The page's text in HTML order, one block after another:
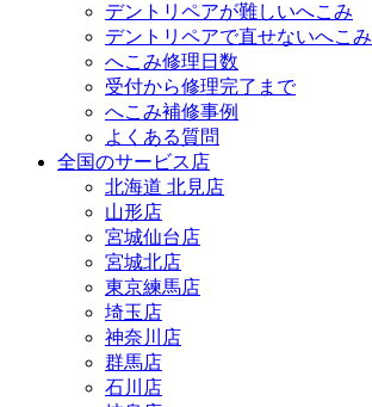
デントリペアが難しいへこみ
デントリペアで直せないへこみ
へこみ修理日数
受付から修理完了まで
へこみ補修事例
よくある質問
全国のサービス店
北海道 北見店
山形店
宮城仙台店
宮城北店
東京練馬店
埼玉店
神奈川店
群馬店
石川店